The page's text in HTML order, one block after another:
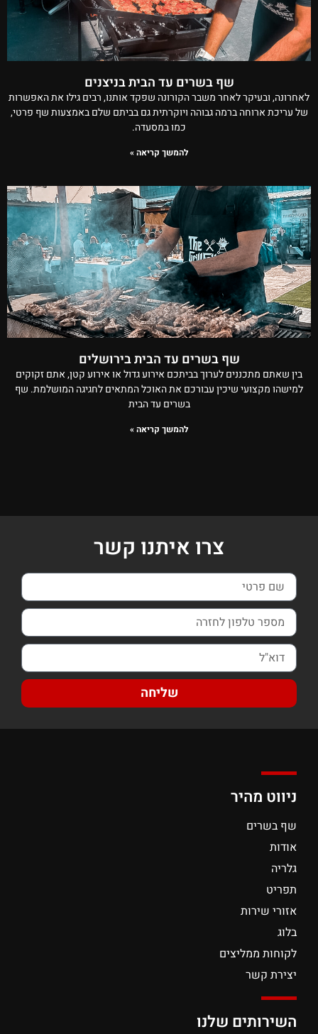
שף בשרים עד הבית בניצנים
לאחרונה, ובעיקר לאחר משבר הקורונה שפקד אותנו, רבים גילו את האפשרות
של עריכת ארוחה ברמה גבוהה ויוקרתית גם בביתם שלם באמצעות שף פרטי,
כמו במסעדה.
להמשך קריאה »
שף בשרים עד הבית בירושלים
בין שאתם מתכננים לערוך בביתכם אירוע גדול או אירוע קטן, אתם זקוקים
למישהו מקצועי שיכין עבורכם את האוכל המתאים לחגיגה המושלמת. שף
בשרים עד הבית
להמשך קריאה »
צרו איתנו קשר
שליחה
ניווט מהיר
שף בשרים
אודות
גלריה
תפריט
אזורי שירות
בלוג
לקוחות ממליצים
יצירת קשר
השירותים שלנו